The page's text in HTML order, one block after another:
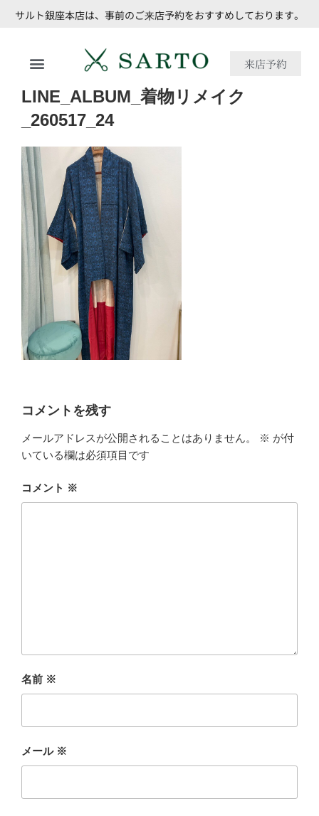
サルト銀座本店は、事前のご来店予約をおすすめしております。
来店予約
LINE_ALBUM_着物リメイク
_260517_24
コメントを残す
メールアドレスが公開されることはありません。 ※ が付
いている欄は必須項目です
コメント ※
名前 ※
メール ※